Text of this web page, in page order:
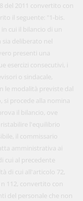
del 2011 convertito con
il seguente: "1-bis.
cui il bilancio di un
deliberato nel
presenti una
esercizi consecutivi, i
o sindacale,
le modalità previste dal
si procede alla nomina
il bilancio, ove
l'equilibrio
il commissario
amministrativa ai
cui al precedente
di cui all'articolo 72,
112, convertito con
del personale che non